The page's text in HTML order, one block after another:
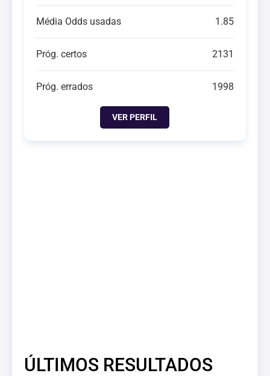
Média Odds usadas 1.85
Próg. certos 2131
Próg. errados 1998
VER PERFIL
ÚLTIMOS RESULTADOS